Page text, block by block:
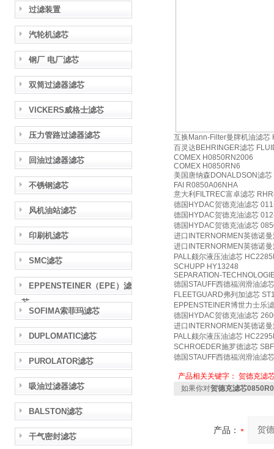
过滤装置
汽轮机滤芯
钢厂 电厂滤芯
双筒过滤器滤芯
VICKERS威格士滤芯
压力管路过滤器滤芯
回油过滤器滤芯
不锈钢滤芯
风机油站滤芯
印刷机滤芯
SMC滤芯
EPPENSTEINER（EPE）滤
芯
SOFIMA索菲玛滤芯
DUPLOMATIC滤芯
PUROLATOR滤芯
吸油过滤器滤芯
BALSTON滤芯
干气密封滤芯
互换Mann-Filter曼牌机油滤芯
百灵达BEHRINGER滤芯
COMEX H0850RN2006
COMEX H0850RN6
美国唐纳森DONALDSON滤
FAI R0850A06NHA
意大利FILTREC富卓滤芯
德国HYDAC贺德克油滤芯
德国HYDAC贺德克油滤芯
德国HYDAC贺德克油滤芯
进口INTERNORMEN英德诺
进口INTERNORMEN英德诺
PALL颇尔液压油滤芯
SCHUPP HY13248
SEPARATION-
德国STAUFF西德福润滑油滤
FLEETGUARD弗列加滤芯
EPPENSTEINER博世力士乐
德国HYDAC贺德克油滤芯
进口INTERNORMEN英德诺
PALL颇尔液压油滤芯
SCHROEDER施罗德滤芯
德国STAUFF西德福润滑油滤
产品相关关键字： 贺德克滤
如果你对贺德克滤芯
产品：